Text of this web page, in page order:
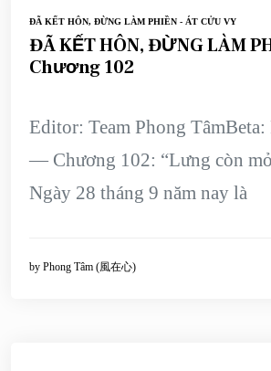
ĐÃ KẾT HÔN, ĐỪNG LÀM PHIỀN - ÁT CỬU VY
ĐÃ KẾT HÔN, ĐỪNG LÀM
Chương 102
Editor: Team Phong
— Chương 102: “Lưng còn
Ngày 28 tháng 9 năm nay là
by Phong Tâm (風在心)